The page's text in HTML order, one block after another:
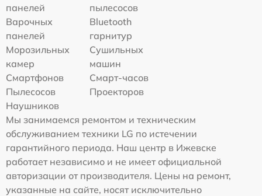
панелей
пылесосов
Варочных
панелей
Bluetooth
гарнитур
Морозильных
камер
Сушильных
машин
Смартфонов
Смарт-часов
Пылесосов
Проекторов
Наушников
Мы занимаемся ремонтом и техническим
обслуживанием техники LG по истечении
гарантийного периода. Наш центр в Ижевске
работает независимо и не имеет официальной
авторизации от производителя. Цены на ремонт,
указанные на сайте, носят исключительно